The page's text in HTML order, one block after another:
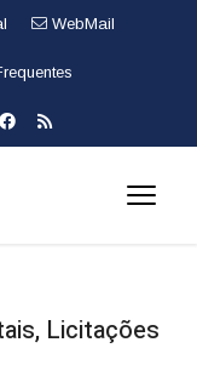
WebMail
Licitações